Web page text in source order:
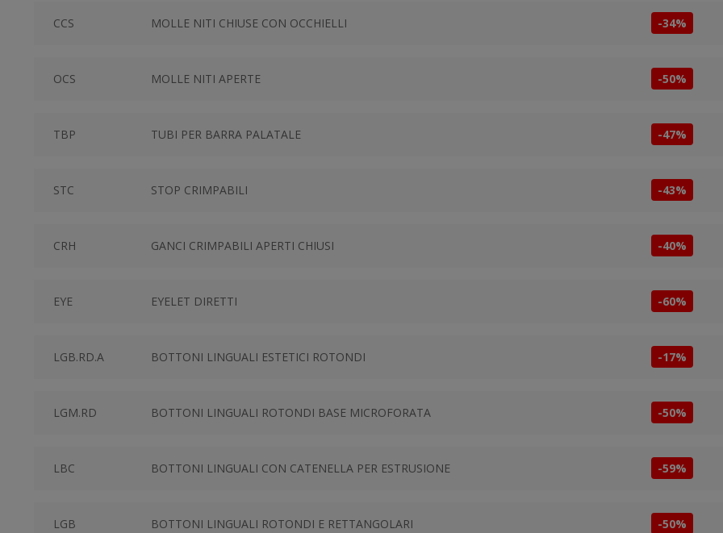
CCS MOLLE NITI CHIUSE CON OCCHIELLI -34%
OCS MOLLE NITI APERTE -50%
TBP TUBI PER BARRA PALATALE -47%
STC STOP CRIMPABILI -43%
CRH GANCI CRIMPABILI APERTI CHIUSI -40%
EYE EYELET DIRETTI -60%
LGB.RD.A BOTTONI LINGUALI ESTETICI ROTONDI -17%
LGM.RD BOTTONI LINGUALI ROTONDI BASE MICROFORATA -50%
LBC BOTTONI LINGUALI CON CATENELLA PER ESTRUSIONE -59%
LGB BOTTONI LINGUALI ROTONDI E RETTANGOLARI -50%